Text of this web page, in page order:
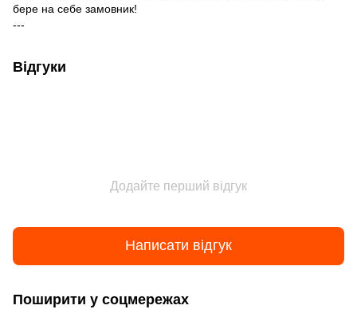
бере на себе замовник!
---
Відгуки
Додайте перший відгук
Написати відгук
Поширити у соцмережах